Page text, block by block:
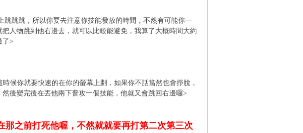
跳跳，所以你要去注意你技能發放的時間，不然有可能你一
人物跳到他右邊去，就可以比較能避免，我算了大概時間大約
了>
候你就要快速的在你的螢幕上劃，如果你不話當然也會掙脫，
後變完後在丟他兩下普攻一個技能，他就又會跳回右邊囉>
之前打死他喔，不然就就要再打第二次第三次